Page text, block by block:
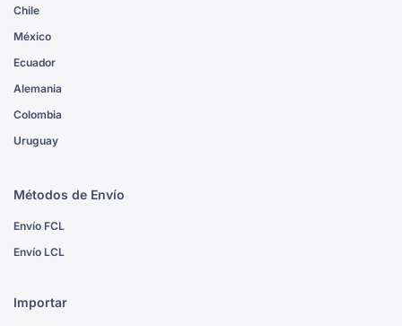
Chile
México
Ecuador
Alemania
Colombia
Uruguay
Métodos de Envío
Envío FCL
Envío LCL
Importar